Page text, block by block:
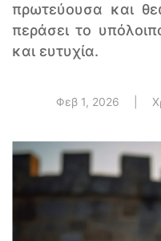
πρωτεύουσα και
περάσει το
και ευτυχία.
Φεβ 1, 2026